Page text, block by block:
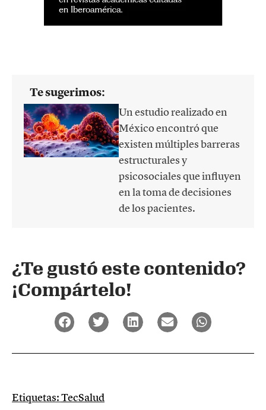
Te sugerimos:
Un estudio realizado en
México encontró que
existen múltiples barreras
estructurales y
psicosociales que influyen
en la toma de decisiones
de los pacientes.
¿Te gustó este contenido?
¡Compártelo!
Etiquetas:TecSalud